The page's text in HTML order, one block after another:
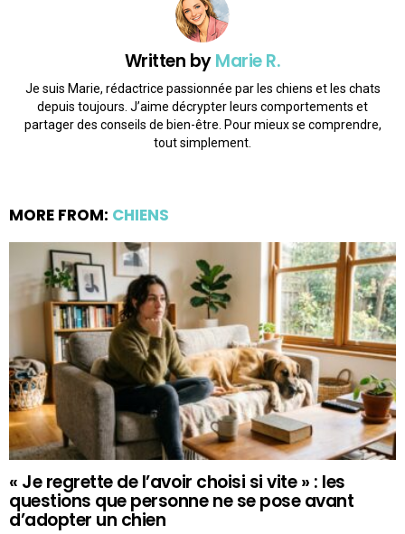
Written byMarie R.
Je suis Marie, rédactrice passionnée par les chiens et les chats
depuis toujours. J’aime décrypter leurs comportements et
partager des conseils de bien-être. Pour mieux se comprendre,
tout simplement.
MORE FROM: CHIENS
« Je regrette de l’avoir choisi si vite » : les
questions que personne ne se pose avant
d’adopter un chien